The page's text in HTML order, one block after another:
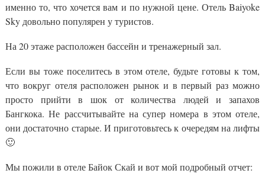
именно то, что хочется вам и по нужной цене. Отель Baiyoke
Sky довольно популярен у туристов.
На 20 этаже расположен бассейн и тренажерный зал.
Если вы тоже поселитесь в этом отеле, будьте готовы к том,
что вокруг отеля расположен рынок и в первый раз можно
просто прийти в шок от количества людей и запахов
Бангкока. Не рассчитывайте на супер номера в этом отеле,
они достаточно старые. И приготовьтесь к очередям на лифты
🙂
Мы пожили в отеле Байок Скай и вот мой подробный отчет: